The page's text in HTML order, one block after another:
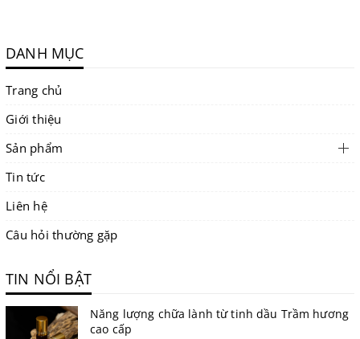
DANH MỤC
Trang chủ
Giới thiệu
Sản phẩm
Tin tức
Liên hệ
Câu hỏi thường gặp
TIN NỔI BẬT
Năng lượng chữa lành từ tinh dầu Trầm hương
cao cấp